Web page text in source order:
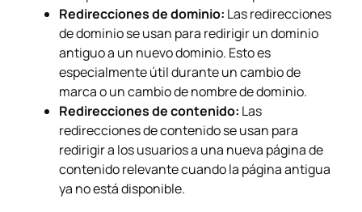
Redirecciones de dominio: Las redirecciones
de dominio se usan para redirigir un dominio
antiguo a un nuevo dominio. Esto es
especialmente útil durante un cambio de
marca o un cambio de nombre de dominio.
Redirecciones de contenido: Las
redirecciones de contenido se usan para
redirigir a los usuarios a una nueva página de
contenido relevante cuando la página antigua
ya no está disponible.